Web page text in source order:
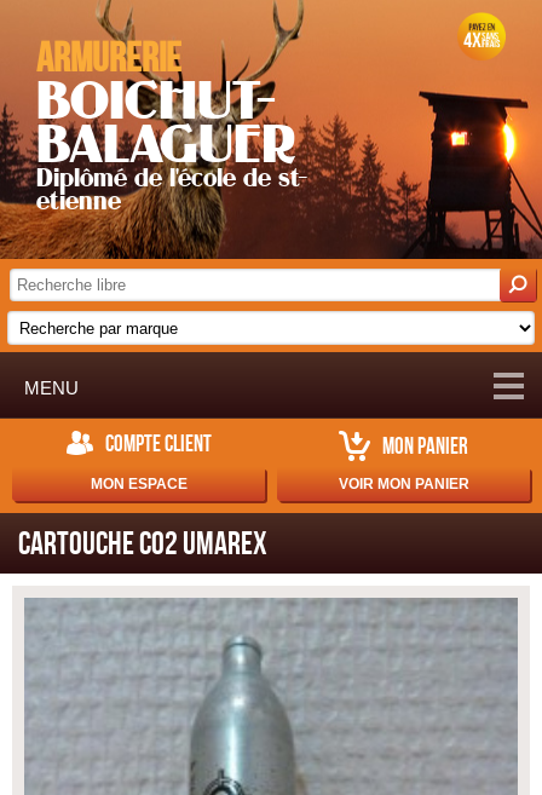
Armurerie
BOICHUT-
BALAGUER
Diplômé de l'école de st-
etienne
MENU
COMPTE CLIENT
MON ESPACE
MON PANIER
VOIR MON PANIER
CARTOUCHE CO2 UMAREX